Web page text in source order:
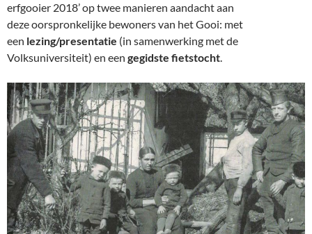
erfgooier 2018’ op twee manieren aandacht aan
deze oorspronkelijke bewoners van het Gooi: met
een lezing/presentatie (in samenwerking met de
Volksuniversiteit) en een gegidste fietstocht.